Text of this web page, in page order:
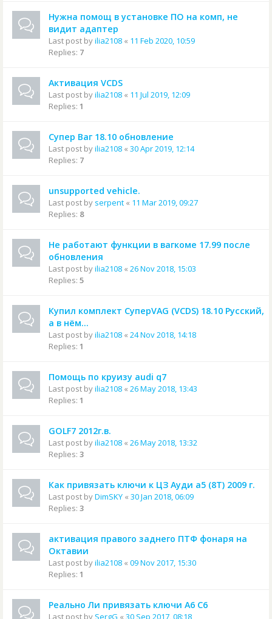
Нужна помощ в установке ПО на комп, не
видит адаптер
Last post byilia2108 « 11 Feb 2020, 10:59
Replies: 7
Активация VCDS
Last post byilia2108 « 11 Jul 2019, 12:09
Replies: 1
Супер Ваг 18.10 обновление
Last post byilia2108 « 30 Apr 2019, 12:14
Replies: 7
unsupported vehicle.
Last post by serpent « 11 Mar 2019, 09:27
Replies: 8
Не работают функции в вагкоме 17.99 после
обновления
Last post byilia2108 « 26 Nov 2018, 15:03
Replies: 5
Купил комплект СуперVAG (VCDS) 18.10 Русский,
а в нём...
Last post byilia2108 « 24 Nov 2018, 14:18
Replies: 1
Помощь по круизу audi q7
Last post byilia2108 « 26 May 2018, 13:43
Replies: 1
GOLF7 2012г.в.
Last post byilia2108 « 26 May 2018, 13:32
Replies: 3
Как привязать ключи к ЦЗ Ауди а5 (8T) 2009 г.
Last post byDimSKY « 30 Jan 2018, 06:09
Replies: 3
активация правого заднего ПТФ фонаря на
Октавии
Last post byilia2108 « 09 Nov 2017, 15:30
Replies: 1
Реально Ли привязать ключи А6 С6
Last post by SergG « 30 Sep 2017, 08:18